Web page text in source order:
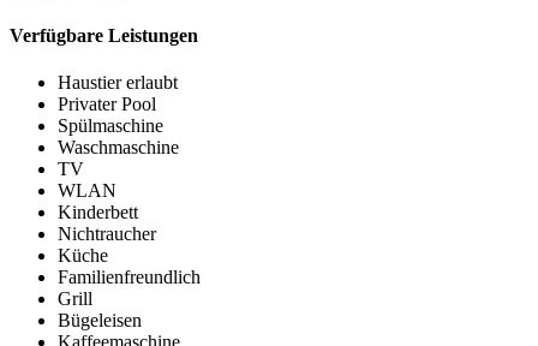
Verfügbare Leistungen
Haustier erlaubt
Privater Pool
Spülmaschine
Waschmaschine
TV
WLAN
Kinderbett
Nichtraucher
Küche
Familienfreundlich
Grill
Bügeleisen